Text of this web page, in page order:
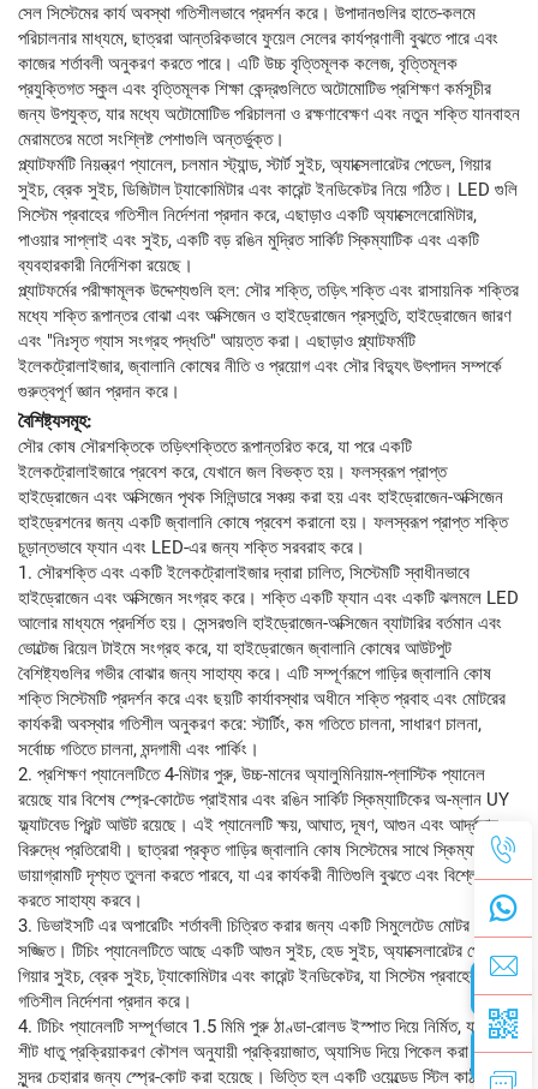
সেল সিস্টেমের কার্য অবস্থা গতিশীলভাবে প্রদর্শন করে। উপাদানগুলির হাতে-কলমে
পরিচালনার মাধ্যমে, ছাত্ররা আন্তরিকভাবে ফুয়েল সেলের কার্যপ্রণালী বুঝতে পারে এবং
কাজের শর্তাবলী অনুকরণ করতে পারে। এটি উচ্চ বৃত্তিমূলক কলেজ, বৃত্তিমূলক
প্রযুক্তিগত স্কুল এবং বৃত্তিমূলক শিক্ষা কেন্দ্রগুলিতে অটোমোটিভ প্রশিক্ষণ কর্মসূচীর
জন্য উপযুক্ত, যার মধ্যে অটোমোটিভ পরিচালনা ও রক্ষণাবেক্ষণ এবং নতুন শক্তি যানবাহন
মেরামতের মতো সংশ্লিষ্ট পেশাগুলি অন্তর্ভুক্ত।
প্ল্যাটফর্মটি নিয়ন্ত্রণ প্যানেল, চলমান স্ট্যান্ড, স্টার্ট সুইচ, অ্যাক্সেলারেটর পেডেল, গিয়ার
সুইচ, ব্রেক সুইচ, ডিজিটাল ট্যাকোমিটার এবং কারেন্ট ইনডিকেটর নিয়ে গঠিত। LED গুলি
সিস্টেম প্রবাহের গতিশীল নির্দেশনা প্রদান করে, এছাড়াও একটি অ্যাক্সেলেরোমিটার,
পাওয়ার সাপ্লাই এবং সুইচ, একটি বড় রঙিন মুদ্রিত সার্কিট স্কিম্যাটিক এবং একটি
ব্যবহারকারী নির্দেশিকা রয়েছে।
প্ল্যাটফর্মের পরীক্ষামূলক উদ্দেশ্যগুলি হল: সৌর শক্তি, তড়িৎ শক্তি এবং রাসায়নিক শক্তির
মধ্যে শক্তি রূপান্তর বোঝা এবং অক্সিজেন ও হাইড্রোজেন প্রস্তুতি, হাইড্রোজেন জারণ
এবং "নিঃসৃত গ্যাস সংগ্রহ পদ্ধতি" আয়ত্ত করা। এছাড়াও প্ল্যাটফর্মটি
ইলেকট্রোলাইজার, জ্বালানি কোষের নীতি ও প্রয়োগ এবং সৌর বিদ্যুৎ উৎপাদন সম্পর্কে
গুরুত্বপূর্ণ জ্ঞান প্রদান করে।
বৈশিষ্ট্যসমূহ:
সৌর কোষ সৌরশক্তিকে তড়িৎশক্তিতে রূপান্তরিত করে, যা পরে একটি
ইলেকট্রোলাইজারে প্রবেশ করে, যেখানে জল বিভক্ত হয়। ফলস্বরূপ প্রাপ্ত
হাইড্রোজেন এবং অক্সিজেন পৃথক সিলিন্ডারে সঞ্চয় করা হয় এবং হাইড্রোজেন-অক্সিজেন
হাইড্রেশনের জন্য একটি জ্বালানি কোষে প্রবেশ করানো হয়। ফলস্বরূপ প্রাপ্ত শক্তি
চূড়ান্তভাবে ফ্যান এবং LED-এর জন্য শক্তি সরবরাহ করে।
1. সৌরশক্তি এবং একটি ইলেকট্রোলাইজার দ্বারা চালিত, সিস্টেমটি স্বাধীনভাবে
হাইড্রোজেন এবং অক্সিজেন সংগ্রহ করে। শক্তি একটি ফ্যান এবং একটি ঝলমলে LED
আলোর মাধ্যমে প্রদর্শিত হয়। সেন্সরগুলি হাইড্রোজেন-অক্সিজেন ব্যাটারির বর্তমান এবং
ভোল্টেজ রিয়েল টাইমে সংগ্রহ করে, যা হাইড্রোজেন জ্বালানি কোষের আউটপুট
বৈশিষ্ট্যগুলির গভীর বোঝার জন্য সাহায্য করে। এটি সম্পূর্ণরূপে গাড়ির জ্বালানি কোষ
শক্তি সিস্টেমটি প্রদর্শন করে এবং ছয়টি কার্যাবস্থার অধীনে শক্তি প্রবাহ এবং মোটরের
কার্যকরী অবস্থার গতিশীল অনুকরণ করে: স্টার্টিং, কম গতিতে চালনা, সাধারণ চালনা,
সর্বোচ্চ গতিতে চালনা, মন্দগামী এবং পার্কিং।
2. প্রশিক্ষণ প্যানেলটিতে 4-মিটার পুরু, উচ্চ-মানের অ্যালুমিনিয়াম-প্লাস্টিক প্যানেল
রয়েছে যার বিশেষ স্প্রে-কোটেড প্রাইমার এবং রঙিন সার্কিট স্কিম্যাটিকের অ-ম্লান UY
ফ্ল্যাটবেড প্রিন্ট আউট রয়েছে। এই প্যানেলটি ক্ষয়, আঘাত, দূষণ, আগুন এবং আর্দ্রতার
বিরুদ্ধে প্রতিরোধী। ছাত্ররা প্রকৃত গাড়ির জ্বালানি কোষ সিস্টেমের সাথে স্কিম্যাটিক
ডায়াগ্রামটি দৃশ্যত তুলনা করতে পারবে, যা এর কার্যকরী নীতিগুলি বুঝতে এবং বিশ্লেষণ
করতে সাহায্য করবে।
3. ডিভাইসটি এর অপারেটিং শর্তাবলী চিত্রিত করার জন্য একটি সিমুলেটেড মোটর দিয়ে
সজ্জিত। টিচিং প্যানেলটিতে আছে একটি আগুন সুইচ, হেড সুইচ, অ্যাক্সেলারেটর পেডেল,
গিয়ার সুইচ, ব্রেক সুইচ, ট্যাকোমিটার এবং কারেন্ট ইনডিকেটর, যা সিস্টেম প্রবাহের
গতিশীল নির্দেশনা প্রদান করে।
4. টিচিং প্যানেলটি সম্পূর্ণভাবে 1.5 মিমি পুরু ঠাণ্ডা-রোলড ইস্পাত দিয়ে নির্মিত, যা কঠোর
শীট ধাতু প্রক্রিয়াকরণ কৌশল অনুযায়ী প্রক্রিয়াজাত, অ্যাসিড দিয়ে পিকেল করা এবং
সুন্দর চেহারার জন্য স্প্রে-কোট করা হয়েছে। ভিত্তি হল একটি ওয়েল্ডেড স্টিল কাঠামো যার